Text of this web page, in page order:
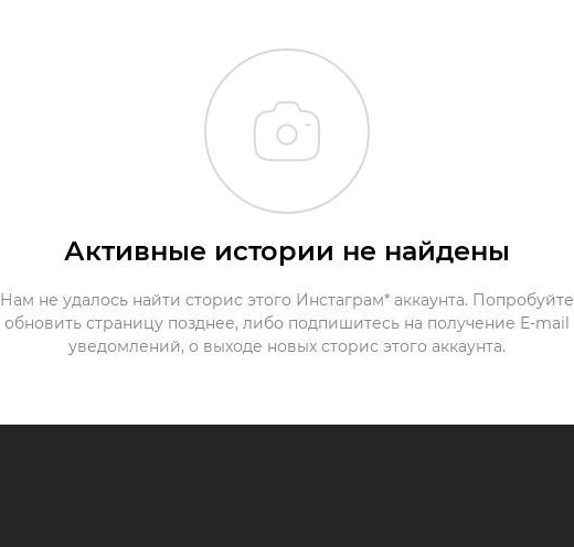
Активные истории не найдены
Нам не удалось найти сторис этого Инстаграм* аккаунта. Попробуйте
обновить страницу позднее, либо подпишитесь на получение E-mail
уведомлений, о выходе новых сторис этого аккаунта.